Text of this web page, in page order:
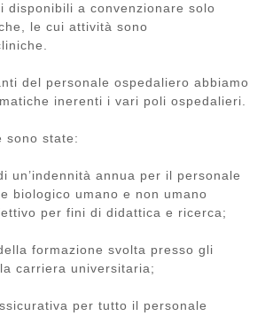
disponibili a convenzionare solo
le cui attività sono
del personale ospedaliero abbiamo
inerenti i vari poli ospedalieri.
sono state:
un’indennità annua per il personale
biologico umano e non umano
per fini di didattica e ricerca;
formazione svolta presso gli
carriera universitaria;
per tutto il personale